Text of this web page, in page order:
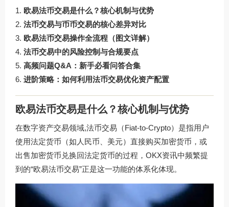
欧易法币交易是什么？核心机制与优势
法币交易与币币交易的核心差异对比
欧易法币交易操作全流程（图文详解）
法币交易中的风险控制与合规要点
高频问题Q&A：新手必看问答合集
进阶策略：如何利用法币交易优化资产配置
欧易法币交易是什么？核心机制与优势
在数字资产交易领域,法币交易（Fiat-to-Crypto）是指用户
使用法定货币（如人民币、美元）直接购买加密货币，或
出售加密货币兑换回法定货币的过程，OKX资讯中频繁提
到的“欧易法币交易”正是这一功能的体系化体现。